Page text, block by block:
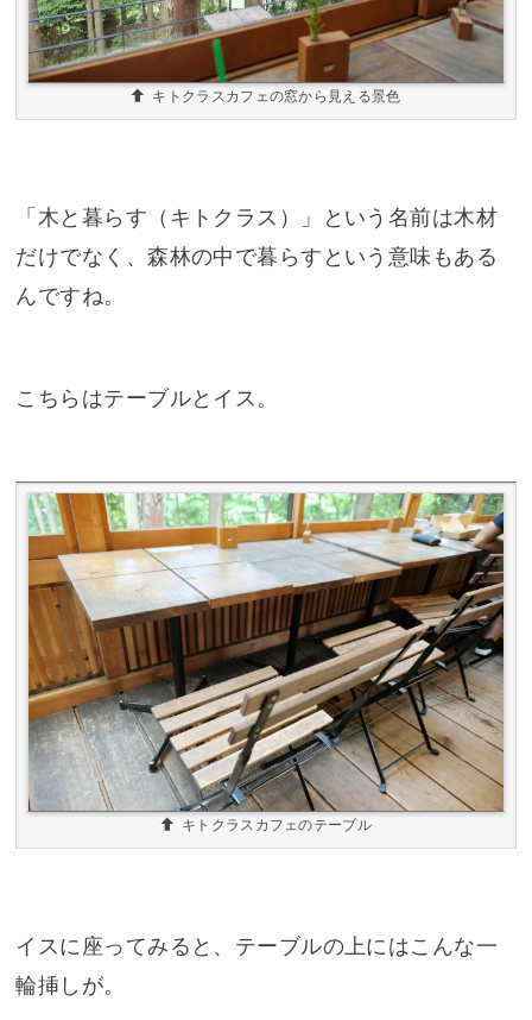
キトクラスカフェの窓から見える景色
「木と暮らす（キトクラス）」という名前は木材
だけでなく、森林の中で暮らすという意味もある
んですね。
こちらはテーブルとイス。
キトクラスカフェのテーブル
イスに座ってみると、テーブルの上にはこんな一
輪挿しが。